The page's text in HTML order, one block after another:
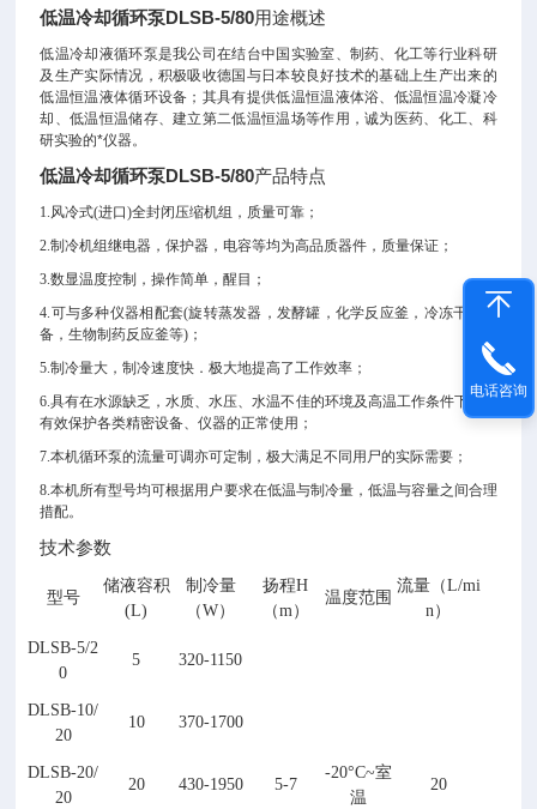
低温冷却循环泵DLSB-5/80用途概述
低温冷却液循环泵是我公司在结台中国实验室、制药、化工等行业科研
及生产实际情况，积极吸收德国与日本较良好技术的基础上生产出来的
低温恒温液体循环设备；其具有提供低温恒温液体浴、低温恒温冷凝冷
却、低温恒温储存、建立第二低温恒温场等作用，诚为医药、化工、科
研实验的*仪器。
低温冷却循环泵DLSB-5/80产品特点
1.风冷式(进口)全封闭压缩机组，质量可靠；
2.制冷机组继电器，保护器，电容等均为高品质器件，质量保证；
3.数显温度控制，操作简单，醒目；
4.可与多种仪器相配套(旋转蒸发器，发酵罐，化学反应釜，冷冻干燥设
备，生物制药反应釜等)；
5.制冷量大，制冷速度快．极大地提高了工作效率；
6.具有在水源缺乏，水质、水压、水温不佳的环境及高温工作条件下，可
有效保护各类精密设备、仪器的正常使用；
7.本机循环泵的流量可调亦可定制，极大满足不同用尸的实际需要；
8.本机所有型号均可根据用 户要求在低温与制冷量，低温与容量之间合理
措配。
技术参数
型号
储液容积
(L)
制冷量
（W）
扬程H
（m）
温度范围
流量（L/mi
n）
DLSB-5/2
0
5 320-1150
5-7
-20°C~室
温
20
DLSB-10/
20
10 370-1700
DLSB-20/
20
20 430-1950
电话咨询